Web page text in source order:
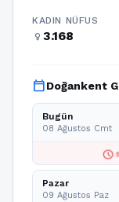
KADIN NÜFUS
female 3.168
calendar_todayDoğankent
Bugün
08 Ağustos Cmt
schedule
Pazar
09 Ağustos Paz